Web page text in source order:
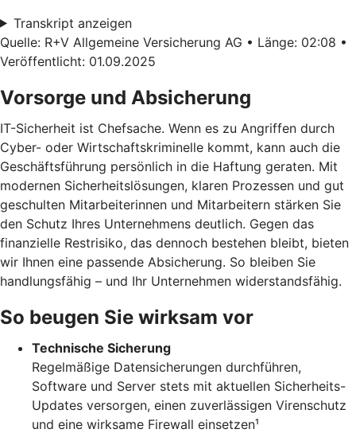
Transkript anzeigen
Quelle: R+V Allgemeine Versicherung AG • Länge: 02:08 •
Veröffentlicht: 01.09.2025
Vorsorge und Absicherung
IT-Sicherheit ist Chefsache. Wenn es zu Angriffen durch
Cyber- oder Wirtschaftskriminelle kommt, kann auch die
Geschäftsführung persönlich in die Haftung geraten. Mit
modernen Sicherheitslösungen, klaren Prozessen und gut
geschulten Mitarbeiterinnen und Mitarbeitern stärken Sie
den Schutz Ihres Unternehmens deutlich. Gegen das
finanzielle Restrisiko, das dennoch bestehen bleibt, bieten
wir Ihnen eine passende Absicherung. So bleiben Sie
handlungsfähig – und Ihr Unternehmen widerstandsfähig.
So beugen Sie wirksam vor
Technische Sicherung
Regelmäßige Datensicherungen durchführen,
Software und Server stets mit aktuellen Sicherheits-
Updates versorgen, einen zuverlässigen Virenschutz
und eine wirksame Firewall einsetzen¹